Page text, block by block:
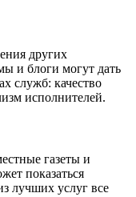
других
и блоги могут дать
служб: качество
исполнителей.
газеты и
показаться
лучших услуг все